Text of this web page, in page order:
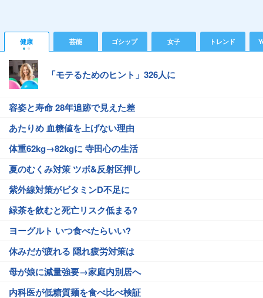
健康 芸能 ゴシップ 女子 トレンド
「モテるためのヒント」326人に
容姿と寿命 28年追跡で見えた差
あたりめ 血糖値を上げない理由
体重62kg→82kgに 寺田心の生活
夏のむくみ対策 ツボ&反射区押し
紫外線対策がビタミンD不足に
緑茶を飲むと死亡リスク低まる?
ヨーグルト いつ食べたらいい?
休みだが疲れる 隠れ疲労対策は
母が娘に減量強要→家庭内別居へ
内科医が低糖質麺を食べ比べ検証